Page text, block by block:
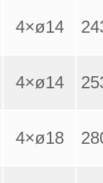
4×ø14
4×ø14
4×ø18